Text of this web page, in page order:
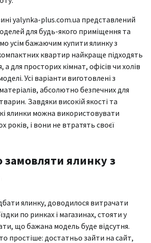
yalynka-plus.com.ua представлений
для будь-якого приміщення та
усім бажаючим купити ялинку з
квартир найкраще підходять
а для просторих кімнат, офісів чи холів
Усі варіанти виготовлені з
абсолютно безпечних для
Завдяки високій якості та
ялинки можна використовувати
років, і вони не втратять своєї
замовляти ялинку з
ялинку, доводилося витрачати
по ринках і магазинах, стояти у
що бажана модель буде відсутня.
простіше: достатньо зайти на сайт,